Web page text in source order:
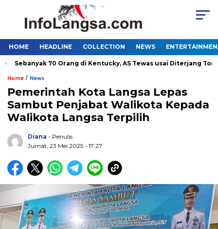
HOME HEADLINE COLLECTION NEWS
70 Orang di Kentucky, AS Tewas usai Diterjang Tornado
Home / News
Pemerintah Kota Langsa Lepas
Sambut Penjabat Walikota Kepada
Walikota Langsa Terpilih
Diana - Penulis
Jumat, 23 Mei 2025 - 17:27